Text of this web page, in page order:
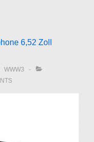
6,52 Zoll
WWW3